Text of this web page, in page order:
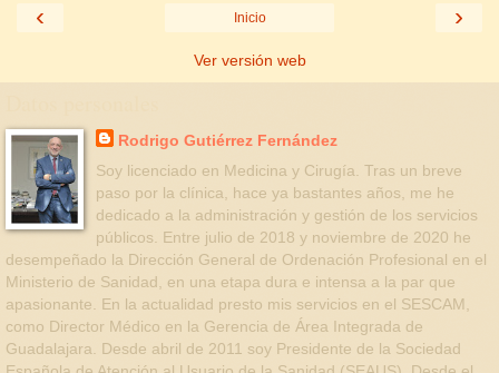
‹ ›
Inicio
Ver versión web
Rodrigo Gutiérrez Fernández
Soy licenciado en Medicina y Cirugía. Tras un breve
paso por la clínica, hace ya bastantes años, me he
dedicado a la administración y gestión de los servicios
públicos. Entre julio de 2018 y noviembre de 2020 he
desempeñado la Dirección General de Ordenación Profesional en el
Ministerio de Sanidad, en una etapa dura e intensa a la par que
apasionante. En la actualidad presto mis servicios en el SESCAM,
como Director Médico en la Gerencia de Área Integrada de
Guadalajara. Desde abril de 2011 soy Presidente de la Sociedad